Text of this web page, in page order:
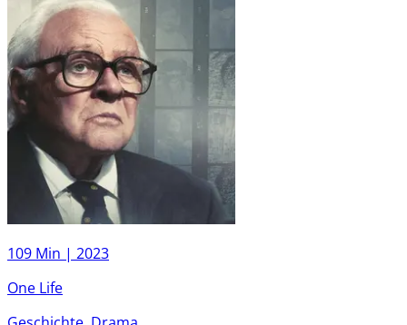
109 Min | 2023
One Life